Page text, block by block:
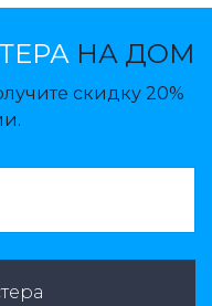
НА ДОМ
скидку 20%